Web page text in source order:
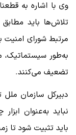
تلاش‌ها باید
مرتبط شورای امنیت
به‌طور سیستماتیک،
تضعیف می‌کنند.
دبیرکل سازمان ملل
نباید به‌عنوان
باید تثبیت شود تا